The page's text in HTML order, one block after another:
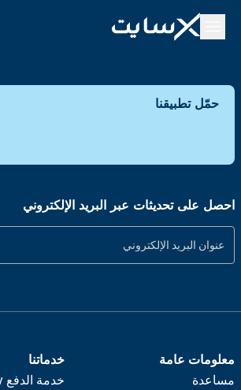
حمّل تطبيقنا
احصل على تحديثات عبر البريد الإلكتروني
معلومات عامة
مساعدة
خدماتنا
خدمة الدفع XPay